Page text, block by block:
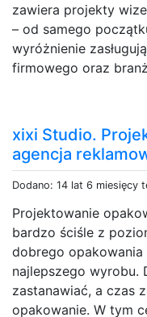
zawiera projekty
– od samego
wyróżnienie
firmowego oraz
xixi Studio.
agencja
Dodano: 14 lat 6 miesięcy
Projektowanie
bardzo ściśle z
dobrego
najlepszego wyrobu.
zastanawiać, a czas
opakowanie. W tym